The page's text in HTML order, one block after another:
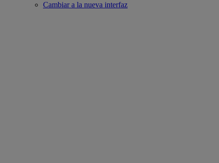
Cambiar a la nueva interfaz